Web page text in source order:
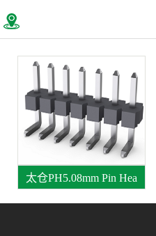
太仓PH5.08mm Pin Hea